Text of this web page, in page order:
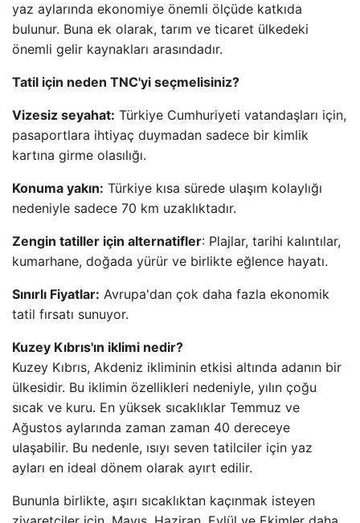
yaz aylarında ekonomiye önemli ölçüde katkıda
bulunur. Buna ek olarak, tarım ve ticaret ülkedeki
önemli gelir kaynakları arasındadır.
Tatil için neden TNC'yi seçmelisiniz?
Vizesiz seyahat: Türkiye Cumhuriyeti vatandaşları için,
pasaportlara ihtiyaç duymadan sadece bir kimlik
kartına girme olasılığı.
Konuma yakın: Türkiye kısa sürede ulaşım kolaylığı
nedeniyle sadece 70 km uzaklıktadır.
Zengin tatiller için alternatifler: Plajlar, tarihi kalıntılar,
kumarhane, doğada yürür ve birlikte eğlence hayatı.
Sınırlı Fiyatlar: Avrupa'dan çok daha fazla ekonomik
tatil fırsatı sunuyor.
Kuzey Kıbrıs'ın iklimi nedir?
Kuzey Kıbrıs, Akdeniz ikliminin etkisi altında adanın bir
ülkesidir. Bu iklimin özellikleri nedeniyle, yılın çoğu
sıcak ve kuru. En yüksek sıcaklıklar Temmuz ve
Ağustos aylarında zaman zaman 40 dereceye
ulaşabilir. Bu nedenle, ısıyı seven tatilciler için yaz
ayları en ideal dönem olarak ayırt edilir.
Bununla birlikte, aşırı sıcaklıktan kaçınmak isteyen